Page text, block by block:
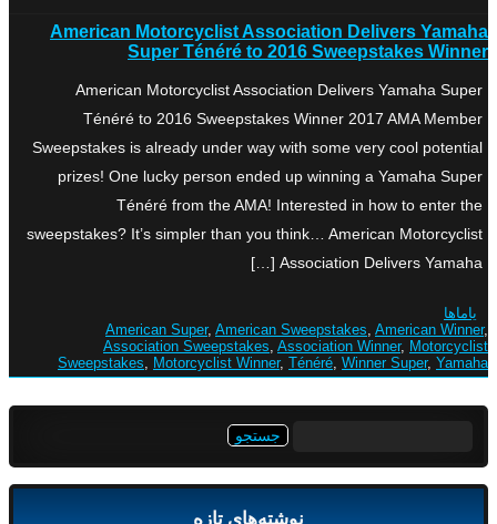
American Motorcyclist Association Delivers Yamaha
Super Ténéré to 2016 Sweepstakes Winner
American Motorcyclist Association Delivers Yamaha Super
Ténéré to 2016 Sweepstakes Winner 2017 AMA Member
Sweepstakes is already under way with some very cool potential
prizes! One lucky person ended up winning a Yamaha Super
Ténéré from the AMA! Interested in how to enter the
sweepstakes? It’s simpler than you think… American Motorcyclist
Association Delivers Yamaha […]
یاماها
American Super, American Sweepstakes, American Winner,
Association Sweepstakes, Association Winner, Motorcyclist
Sweepstakes, Motorcyclist Winner, Ténéré, Winner Super, Yamaha
نوشته‌های تازه